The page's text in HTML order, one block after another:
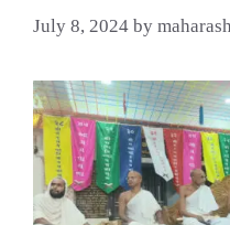
July 8, 2024 by